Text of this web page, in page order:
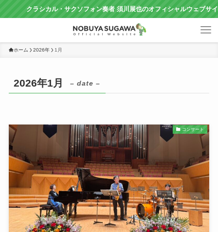
クラシカル・サクソフォン奏者 須川展也のオフィシャルウェブサイトで
ホーム 2026年 1月
2026年1月 – date –
コンサート